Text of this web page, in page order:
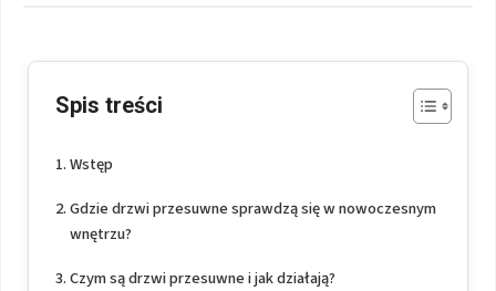
Spis treści
Wstęp
Gdzie drzwi przesuwne sprawdzą się w nowoczesnym
wnętrzu?
Czym są drzwi przesuwne i jak działają?